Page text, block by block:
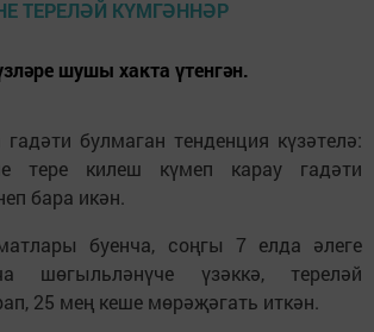
шушы хакта үтенгән.
булмаган тенденция күзәтелә:
тере килеш күмеп карау гадәти
бара икән.
буенча, соңгы 7 елда әлеге
шөгыльләнүче үзәккә, тереләй
25 мең кеше мөрәҗәгать иткән.